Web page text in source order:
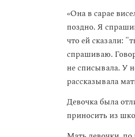
«Она в сарае
поздно. Я
что ей сказали:
спрашиваю.
не списывала. У
рассказывала
Девочка была
приносить из